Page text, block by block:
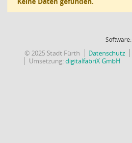
Software:
© 2025 Stadt Fürth Datenschutz
Umsetzung:digitalfabriX GmbH